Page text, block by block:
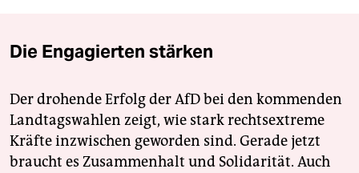
Die Engagierten stärken
Der drohende Erfolg der AfD bei den kommenden
Landtagswahlen zeigt, wie stark rechtsextreme
Kräfte inzwischen geworden sind. Gerade jetzt
braucht es Zusammenhalt und Solidarität. Auch